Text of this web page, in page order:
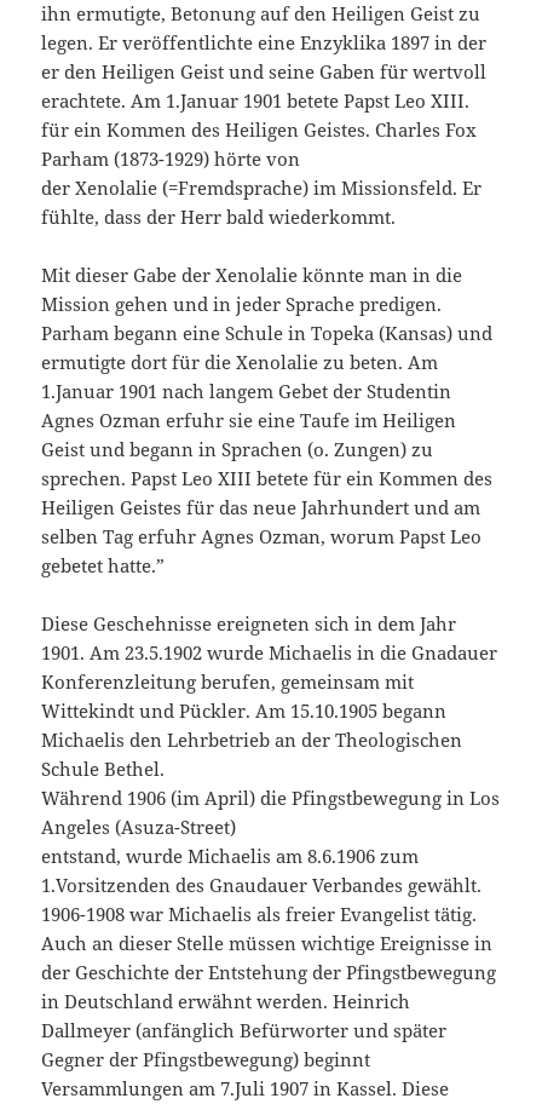
ihn ermutigte, Betonung auf den Heiligen Geist zu
legen. Er veröffentlichte eine Enzyklika 1897 in der
er den Heiligen Geist und seine Gaben für wertvoll
erachtete. Am 1.Januar 1901 betete Papst Leo XIII.
für ein Kommen des Heiligen Geistes. Charles Fox
Parham (1873-1929) hörte von
der Xenolalie (=Fremdsprache) im Missionsfeld. Er
fühlte, dass der Herr bald wiederkommt.
Mit dieser Gabe der Xenolalie könnte man in die
Mission gehen und in jeder Sprache predigen.
Parham begann eine Schule in Topeka (Kansas) und
ermutigte dort für die Xenolalie zu beten. Am
1.Januar 1901 nach langem Gebet der Studentin
Agnes Ozman erfuhr sie eine Taufe im Heiligen
Geist und begann in Sprachen (o. Zungen) zu
sprechen. Papst Leo XIII betete für ein Kommen des
Heiligen Geistes für das neue Jahrhundert und am
selben Tag erfuhr Agnes Ozman, worum Papst Leo
gebetet hatte.”
Diese Geschehnisse ereigneten sich in dem Jahr
1901. Am 23.5.1902 wurde Michaelis in die Gnadauer
Konferenzleitung berufen, gemeinsam mit
Wittekindt und Pückler. Am 15.10.1905 begann
Michaelis den Lehrbetrieb an der Theologischen
Schule Bethel.
Während 1906 (im April) die Pfingstbewegung in Los
Angeles (Asuza-Street)
entstand, wurde Michaelis am 8.6.1906 zum
1.Vorsitzenden des Gnaudauer Verbandes gewählt.
1906-1908 war Michaelis als freier Evangelist tätig.
Auch an dieser Stelle müssen wichtige Ereignisse in
der Geschichte der Entstehung der Pfingstbewegung
in Deutschland erwähnt werden. Heinrich
Dallmeyer (anfänglich Befürworter und später
Gegner der Pfingstbewegung) beginnt
Versammlungen am 7.Juli 1907 in Kassel. Diese